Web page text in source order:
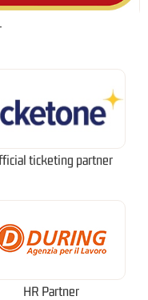
ticketing partner
HR Partner